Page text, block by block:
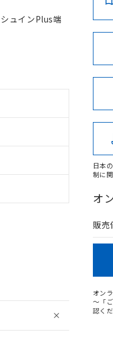
ュインPlus端
日本
制に
オ
販売
オン
～「
認くだ